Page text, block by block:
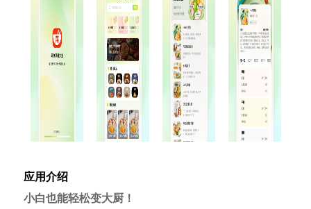
应用介绍
小白也能轻松变大厨！